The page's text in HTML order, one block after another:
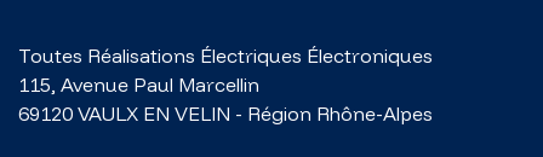
Toutes Réalisations Électriques Électroniques
115, Avenue Paul Marcellin
69120 VAULX EN VELIN - Région Rhône-Alpes